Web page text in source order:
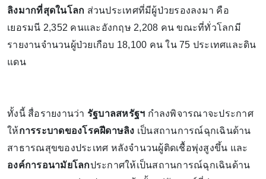
ลิงมากที่สุดในโลก ส่วนประเทศที่มีผู้ป่วยรองลงมา คือ
เยอรมนี 2,352 คนและอังกฤษ 2,208 คน ขณะที่ทั่วโลกมี
รายงานจำนวนผู้ป่วยเกือบ 18,100 คน ใน 75 ประเทศและดิน
แดน
ทั้งนี้ สื่อรายงานว่า รัฐบาลสหรัฐฯ กำลงพิจารณาจะประกาศ
ให้การระบาดของโรคฝีดาษลิง เป็นสถานการณ์ฉุกเฉินด้าน
สาธารณสุขของประเทศ หลังจำนวนผู้ติดเชื้อพุ่งสูงขึ้น และ
องค์การอนามัยโลกประกาศให้เป็นสถานการณ์ฉุกเฉินด้าน